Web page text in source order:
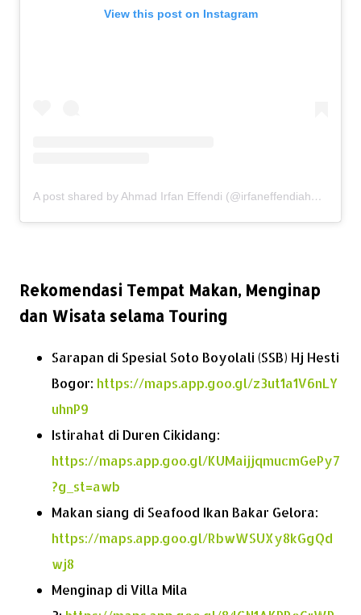
View this post on Instagram
A post shared by Ahmad Irfan Effendi (@irfaneffendiahmad)
Rekomendasi Tempat Makan, Menginap
dan Wisata selama Touring
Sarapan di Spesial Soto Boyolali (SSB) Hj Hesti
Bogor: https://maps.app.goo.gl/z3ut1a1V6nLY
uhnP9
Istirahat di Duren Cikidang:
https://maps.app.goo.gl/KUMaijjqmucmGePy7
?g_st=awb
Makan siang di Seafood Ikan Bakar Gelora:
https://maps.app.goo.gl/RbwWSUXy8kGgQd
wj8
Menginap di Villa Mila